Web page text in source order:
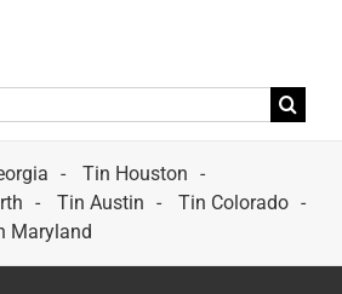
Tin Houston
Tin Austin
Tin Colorado
Maryland